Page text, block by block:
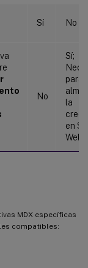
Sí No
No
Sí;
para
la
en
Web.
MDX específicas
compatibles: